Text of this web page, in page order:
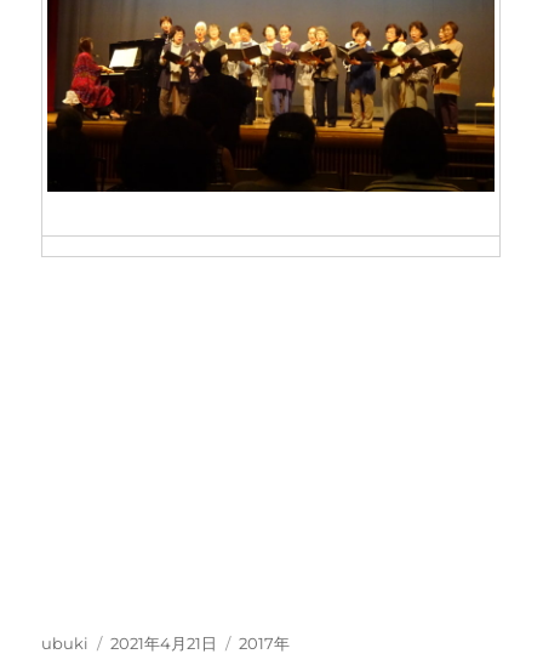
投
ubuki
投
2021年4月21日
カ
2017年